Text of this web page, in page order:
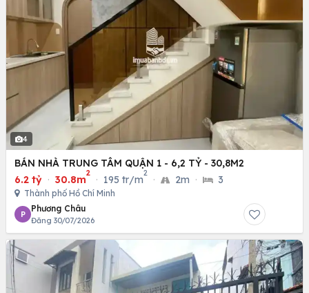
4
BÁN NHÀ TRUNG TÂM QUẬN 1 - 6,2 TỶ - 30,8M2
6.2 tỷ · 30.8m
2
· 195 tr/m
2
· 2m · 3
Thành phố Hồ Chí Minh
P
Phương Châu
Đăng 30/07/2026